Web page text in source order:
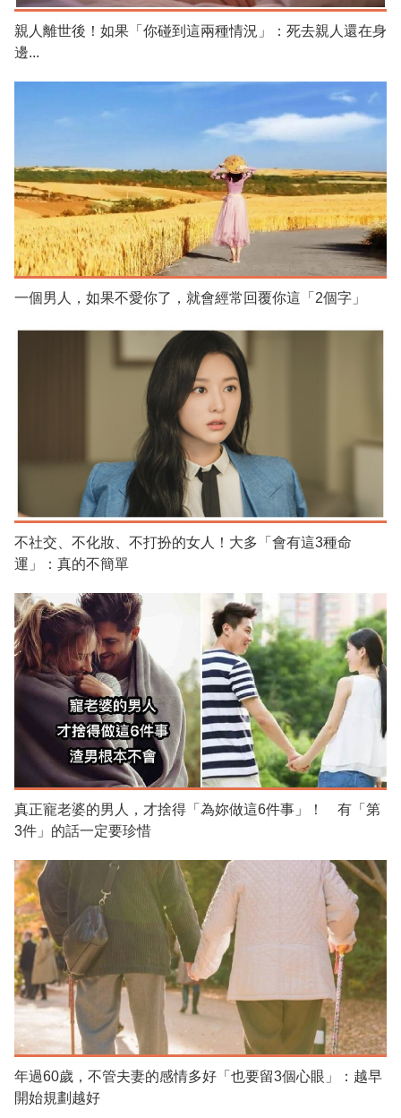
親人離世後！如果「你碰到這兩種情況」：死去親人還在身
邊...
一個男人，如果不愛你了，就會經常回覆你這「2個字」
不社交、不化妝、不打扮的女人！大多「會有這3種命
運」：真的不簡單
真正寵老婆的男人，才捨得「為妳做這6件事」！ 有「第
3件」的話一定要珍惜
年過60歲，不管夫妻的感情多好「也要留3個心眼」：越早
開始規劃越好